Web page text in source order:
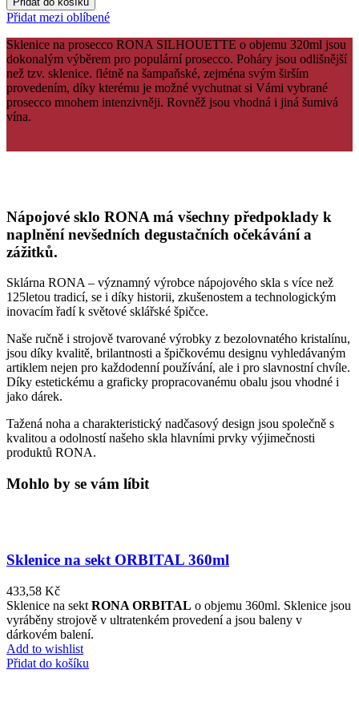
Přidat mezi oblíbené
Sklenice na prosecco RONA SILHOUETTE o objemu 320ml jsou
dokonalým výběrem pro populární prosecco. Poháry jsou odlišnější
než tzv. sklenice. flétně na šampaňské, zejména svým širším
provedením, díky kterému je možné vychutnat si Vámi vybrané
prosecco mnohem intenzivněji. Rovněž jsou vhodná i jiná šumivá
vína.
Nápojové sklo RONA má všechny předpoklady k
naplnění nevšedních degustačních očekávání a
zážitků.
Sklárna RONA – významný výrobce nápojového skla s více než
125letou tradicí, se i díky historii, zkušenostem a technologickým
inovacím řadí k světové sklářské špičce.
Naše ručně i strojově tvarované výrobky z bezolovnatého kristalínu,
jsou díky kvalitě, brilantnosti a špičkovému designu vyhledávaným
artiklem nejen pro každodenní používání, ale i pro slavnostní chvíle.
Díky estetickému a graficky propracovanému obalu jsou vhodné i
jako dárek.
Tažená noha a charakteristický nadčasový design jsou společně s
kvalitou a odolností našeho skla hlavními prvky výjimečnosti
produktů RONA.
Mohlo by se vám líbit
Sklenice na sekt ORBITAL 360ml
433,58 Kč
Sklenice na sekt RONA ORBITAL o objemu 360ml. Sklenice jsou
vyráběny strojově v ultratenkém provedení a jsou baleny v
dárkovém balení.
Add to wishlist
Přidat do košíku